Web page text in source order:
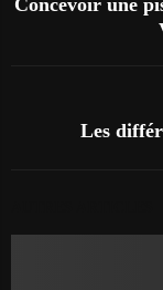
Concevoir une
Les